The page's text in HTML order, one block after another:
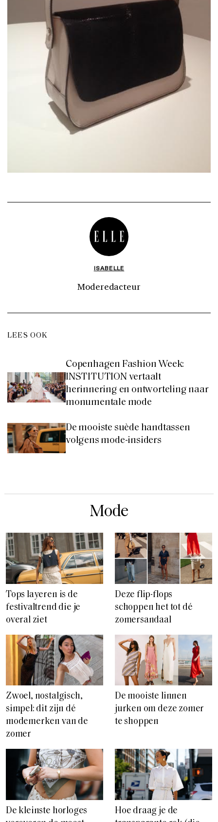
ISABELLE
Moderedacteur
LEES OOK
Copenhagen Fashion Week:
INSTITUTION vertaalt
herinnering en ontworteling naar
monumentale mode
De mooiste suède handtassen
volgens mode-insiders
Mode
Tops layeren is de
festivaltrend die je
overal ziet
Deze flip-flops
schoppen het tot dé
zomersandaal
Zwoel, nostalgisch,
simpel: dit zijn dé
modemerken van de
zomer
De mooiste linnen
jurken om deze zomer
te shoppen
De kleinste horloges
Hoe draag je de